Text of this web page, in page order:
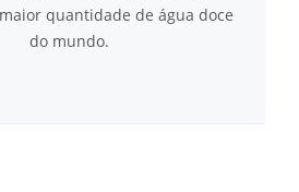
quantidade de água doce
do mundo.